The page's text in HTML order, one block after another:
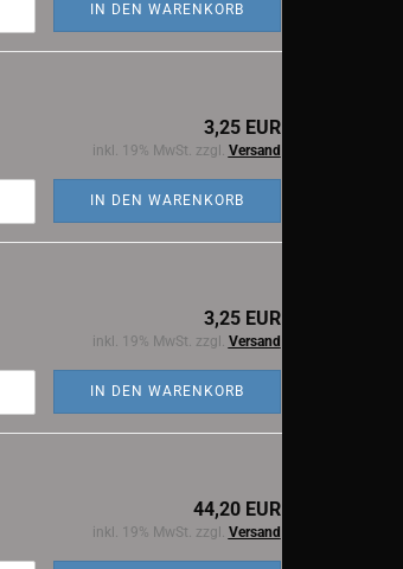
IN DEN WARENKORB
3,25 EUR
inkl. 19% MwSt. zzgl. Versand
IN DEN WARENKORB
3,25 EUR
inkl. 19% MwSt. zzgl. Versand
IN DEN WARENKORB
44,20 EUR
inkl. 19% MwSt. zzgl. Versand